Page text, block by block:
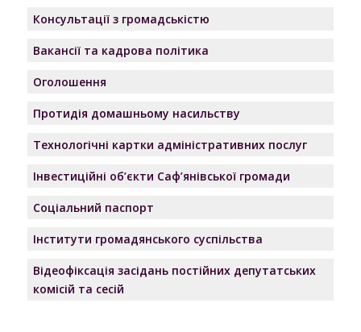
Консультації з громадськістю
Вакансії та кадрова політика
Оголошення
Протидія домашньому насильству
Технологічні картки адміністративних послуг
Інвестиційні об’єкти Саф’янівської громади
Соціальний паспорт
Інститути громадянського суспільства
Відеофіксація засідань постійних депутатських
комісій та сесій